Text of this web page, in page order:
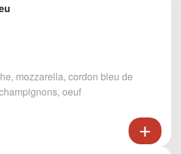
mozzarella, cordon bleu de
oeuf